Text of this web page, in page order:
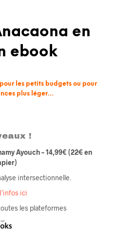
en
ebook
les petits budgets ou pour
plus léger…
!
Ayouch – 14,99€ (22€en
intersectionnelle.
ici
les plateformes